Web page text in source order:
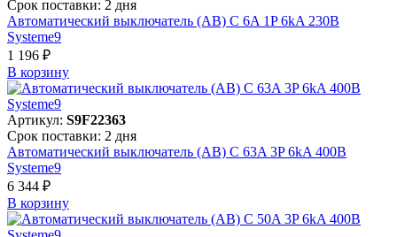
Срок поставки: 2 дня
Автоматический выключатель (АВ) C 6A 1P 6kA 230В
Systeme9
1 196 ₽
В корзинy
Артикул: S9F22363
Срок поставки: 2 дня
Автоматический выключатель (АВ) C 63A 3P 6kA 400В
Systeme9
6 344 ₽
В корзинy